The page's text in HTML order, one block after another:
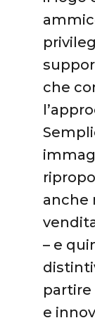
che
anche
– e
partire
e